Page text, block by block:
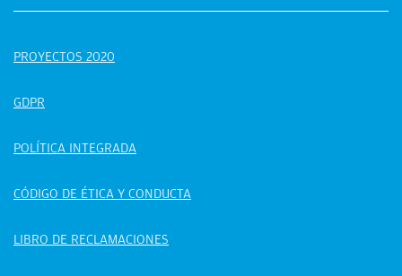
PROYECTOS 2020
GDPR
POLÍTICA INTEGRADA
CÓDIGO DE ÉTICA Y CONDUCTA
LIBRO DE RECLAMACIONES